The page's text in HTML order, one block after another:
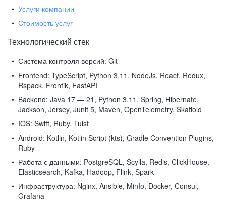
Услуги компании
Стоимость услуг
Технологический стек
Система контроля версий: Git
Frontend: TypeScript, Python 3.11, NodeJs, React, Redux,
Rspack, Frontik, FastAPI
Backend: Java 17 — 21, Python 3.11, Spring, Hibernate,
Jackson, Jersey, Junit 5, Maven, OpenTelemetry, Skaffold
IOS: Swift, Ruby, Tuist
Android: Kotlin, Kotlin Script (kts), Gradle Convention Plugins,
Ruby
Работа с данными: PostgreSQL, Scylla, Redis, ClickHouse,
Elasticsearch, Kafka, Hadoop, Flink, Spark
Инфраструктура: Nginx, Ansible, MinIo, Docker, Consul,
Grafana